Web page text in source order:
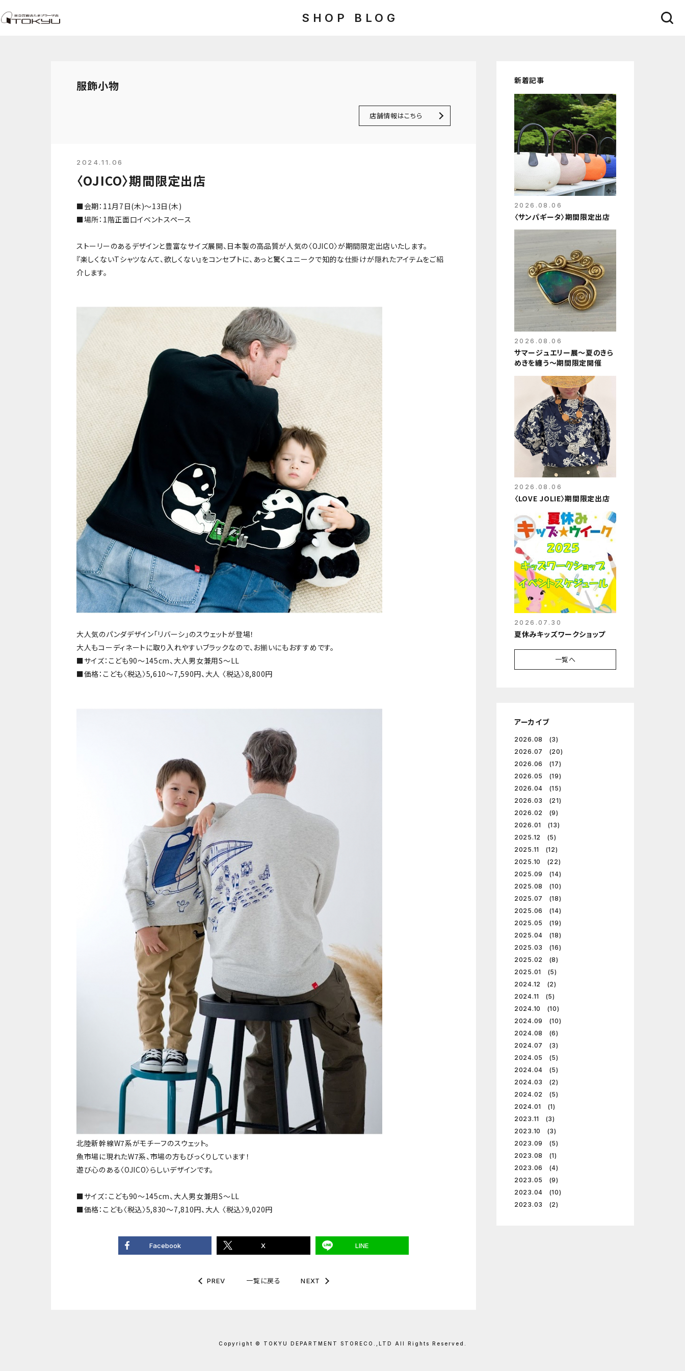
SHOP BLOG
服飾小物
店舗情報はこちら
2024.11.06
〈OJICO〉期間限定出店
■会期：11月7日(木)～13日(木)
■場所：1階正面口イベントスペース
ストーリーのあるデザインと豊富なサイズ展開、日本製の高品質が人気の〈OJICO〉が期間限定出店いたします。
『楽しくないTシャツなんて、欲しくない』をコンセプトに、あっと驚くユニークで知的な仕掛けが隠れたアイテムをご紹
介します。
大人気のパンダデザイン「リバーシ」のスウェットが登場！
大人もコーディネートに取り入れやすいブラックなので、お揃いにもおすすめです。
■サイズ：こども90～145cm、大人男女兼用S～LL
■価格：こども〈税込〉5,610～7,590円、大人 〈税込〉8,800円
北陸新幹線W7系がモチーフのスウェット。
魚市場に現れたW7系、市場の方もびっくりしています！
遊び心のある〈OJICO〉らしいデザインです。
■サイズ：こども90～145cm、大人男女兼用S～LL
■価格：こども〈税込〉5,830～7,810円、大人 〈税込〉9,020円
Facebook X LINE
PREV 一覧に戻る NEXT
新着記事
2026.08.06
〈サンパギータ〉期間限定出店
2026.08.06
サマージュエリー展～夏のきら
めきを纏う～期間限定開催
2026.08.06
〈LOVE JOLIE〉期間限定出店
2026.07.30
夏休みキッズワークショップ
一覧へ
アーカイブ
2026.08 (3)
2026.07 (20)
2026.06 (17)
2026.05 (19)
2026.04 (15)
2026.03 (21)
2026.02 (9)
2026.01 (13)
2025.12 (5)
2025.11 (12)
2025.10 (22)
2025.09 (14)
2025.08 (10)
2025.07 (18)
2025.06 (14)
2025.05 (19)
2025.04 (18)
2025.03 (16)
2025.02 (8)
2025.01 (5)
2024.12 (2)
2024.11 (5)
2024.10 (10)
2024.09 (10)
2024.08 (6)
2024.07 (3)
2024.05 (5)
2024.04 (5)
2024.03 (2)
2024.02 (5)
2024.01 (1)
2023.11 (3)
2023.10 (3)
2023.09 (5)
2023.08 (1)
2023.06 (4)
2023.05 (9)
2023.04 (10)
2023.03 (2)
Copyright © TOKYU DEPARTMENT STORE CO.,LTD All Rights Reserved.